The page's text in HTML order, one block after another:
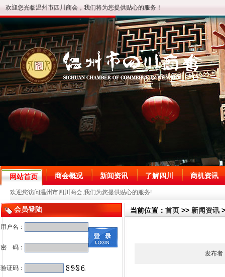
欢迎您光临温州市四川商会，我们将为您提供贴心的服务！
网站首页
欢迎您访问温州市四川商会,我们为您提供贴心的服务!
商会概况 新闻资讯 了解四川 商机资讯
会员登陆
用户名：
密 码：
验证码：
当前位置： 首页 >> 新闻资讯
发布